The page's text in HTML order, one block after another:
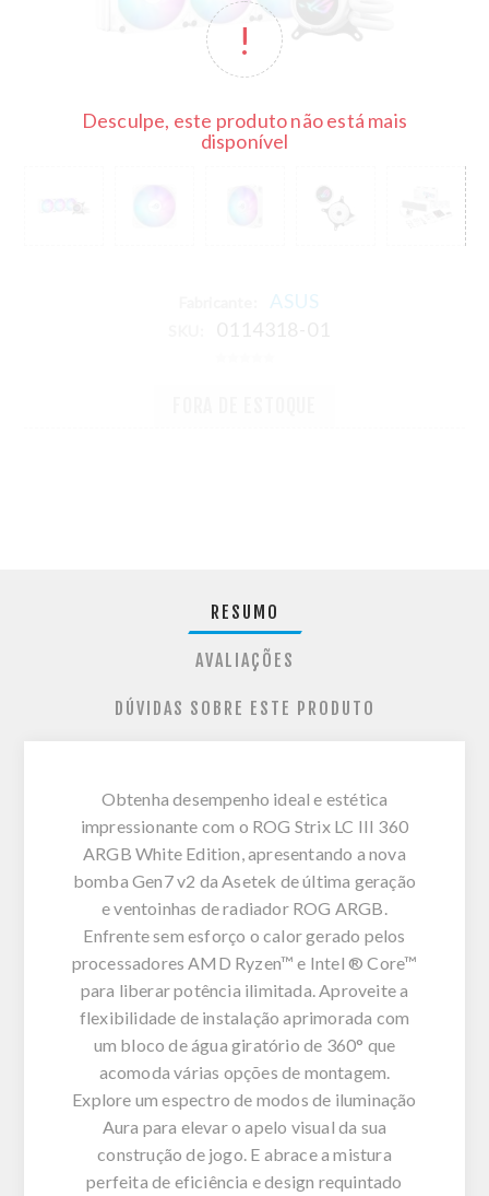
Desculpe, este produto não está mais
disponível
ASUS
RESUMO
AVALIAÇÕES
DÚVIDAS SOBRE ESTE PRODUTO
Obtenha desempenho ideal e estética
impressionante com o ROG Strix LC III 360
ARGB White Edition, apresentando a nova
bomba Gen7 v2 da Asetek de última geração
e ventoinhas de radiador ROG ARGB.
Enfrente sem esforço o calor gerado pelos
processadores AMD Ryzen™ e Intel ® Core™
para liberar potência ilimitada. Aproveite a
flexibilidade de instalação aprimorada com
um bloco de água giratório de 360° que
acomoda várias opções de montagem.
Explore um espectro de modos de iluminação
Aura para elevar o apelo visual da sua
construção de jogo. E abrace a mistura
perfeita de eficiência e design requintado